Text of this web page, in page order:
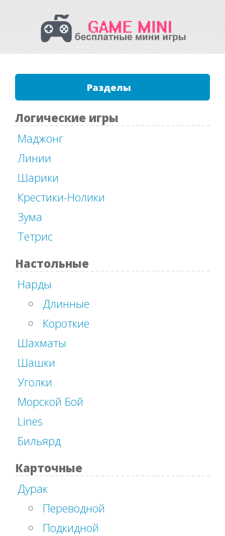
Разделы
Логические игры
Маджонг
Линии
Шарики
Крестики-Нолики
Зума
Тетрис
Настольные
Нарды
Длинные
Короткие
Шахматы
Шашки
Уголки
Морской Бой
Lines
Бильярд
Карточные
Дурак
Переводной
Подкидной